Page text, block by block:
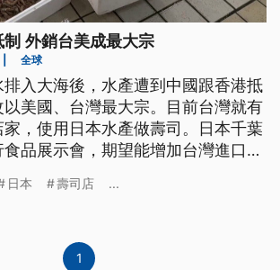
制 外銷台美成最大宗
全球
排入大海後，水產遭到中國跟香港抵
美國、台灣最大宗。目前台灣就有
，使用日本水產做壽司。日本千葉
品展示會，期望能增加台灣進口千
日本 壽司店 ...
1